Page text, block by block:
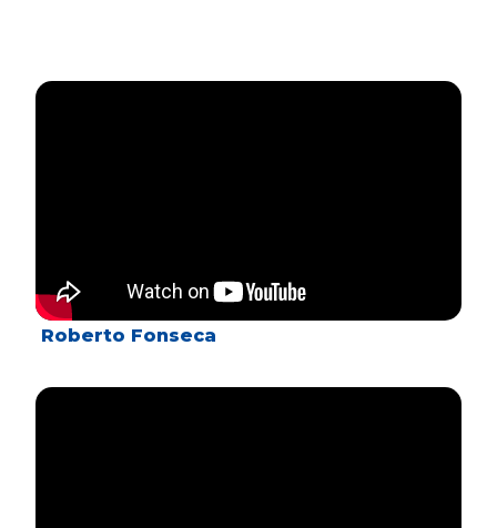
Roberto Fonseca